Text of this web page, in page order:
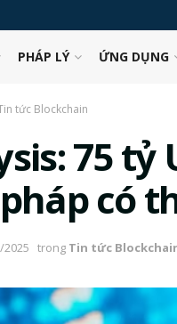
PHÁP LÝ ỨNG DỤNG
tức Blockchain
75 tỷ
có
2025 trong Tin tức